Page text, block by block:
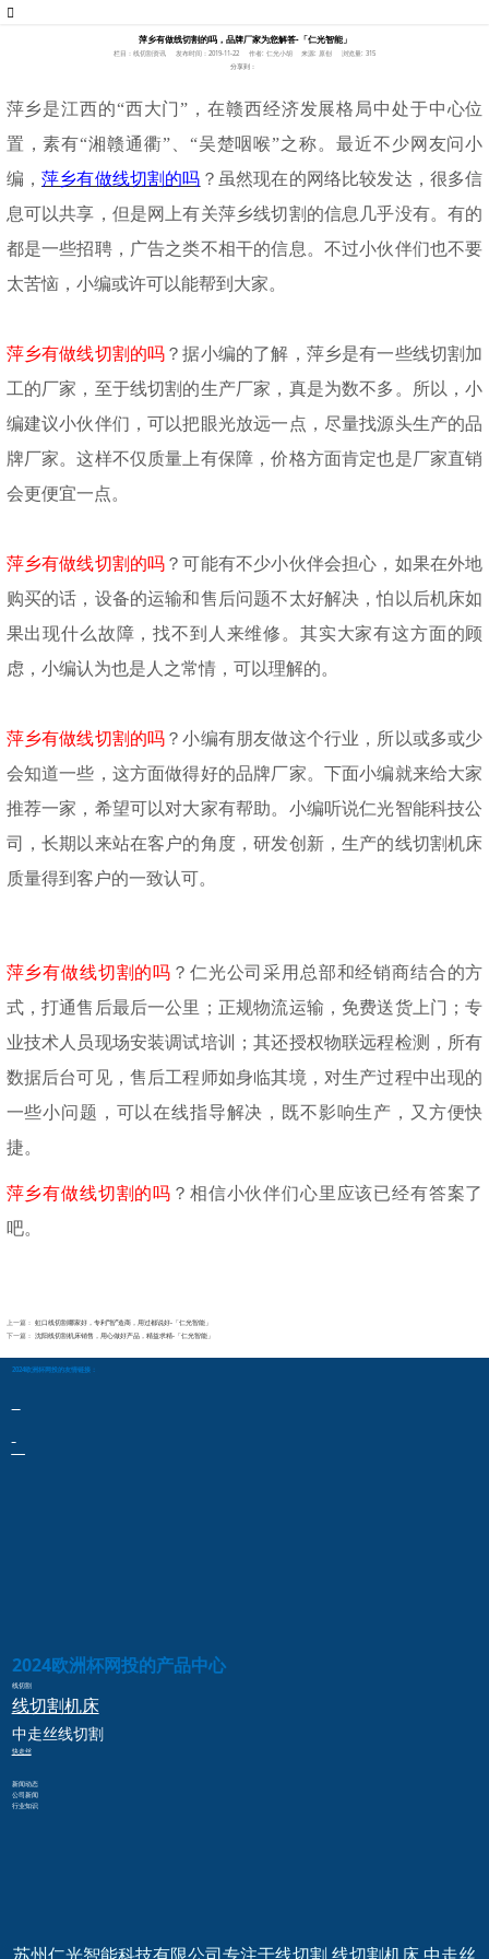
萍乡有做线切割的吗，品牌厂家为您解答-「仁光智能」
栏目：线切割资讯 发布时间：2019-11-22 作者: 仁光小胡 来源: 原创
浏览量: 315
分享到：
萍乡是江西的“西大门”，在赣西经济发展格局中处于中心位
置，素有“湘赣通衢”、“吴楚咽喉”之称。最近不少网友问小
编， 萍乡有做线切割的吗 ？虽然现在的网络比较发达，很多信
息可以共享，但是网上有关萍乡线切割的信息几乎没有。有的
都是一些招聘，广告之类不相干的信息。不过小伙伴们也不要
太苦恼，小编或许可以能帮到大家。
萍乡有做线切割的吗 ？据小编的了解，萍乡是有一些线切割加
工的厂家，至于线切割的生产厂家，真是为数不多。所以，小
编建议小伙伴们，可以把眼光放远一点，尽量找源头生产的品
牌厂家。这样不仅质量上有保障，价格方面肯定也是厂家直销
会更便宜一点。
萍乡有做线切割的吗 ？可能有不少小伙伴会担心，如果在外地
购买的话，设备的运输和售后问题不太好解决，怕以后机床如
果出现什么故障，找不到人来维修。其实大家有这方面的顾
虑，小编认为也是人之常情，可以理解的。
萍乡有做线切割的吗 ？小编有朋友做这个行业，所以或多或少
会知道一些，这方面做得好的品牌厂家。下面小编就来给大家
推荐一家，希望可以对大家有帮助。小编听说仁光智能科技公
司，长期以来站在客户的角度，研发创新，生产的线切割机床
质量得到客户的一致认可。
萍乡有做线切割的吗 ？仁光公司采用总部和经销商结合的方
式，打通售后最后一公里；正规物流运输，免费送货上门；专
业技术人员现场安装调试培训；其还授权物联远程检测，所有
数据后台可见，售后工程师如身临其境，对生产过程中出现的
一些小问题，可以在线指导解决，既不影响生产，又方便快
捷。
萍乡有做线切割的吗 ？相信小伙伴们心里应该已经有答案了
吧。
上一篇： 虹口线切割哪家好，专利“智”造商，用过都说好-「仁光智能」
下一篇： 沈阳线切割机床销售，用心做好产品，精益求精-「仁光智能」
2024欧洲杯网投的友情链接：
2024欧洲杯网投的产品中心
线切割
线切割机床
中走丝线切割
快走丝
新闻动态
公司新闻
行业知识